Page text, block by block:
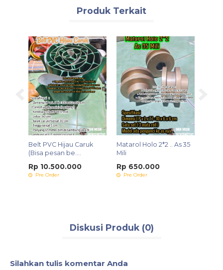
Produk Terkait
Belt PVC Hijau Caruk
(Bisa pesan be....
Rp 10.500.000
Pre Order
Matarol Holo 2*2 .. As 35
Mili
Rp 650.000
Pre Order
Diskusi Produk (0)
Silahkan tulis komentar Anda